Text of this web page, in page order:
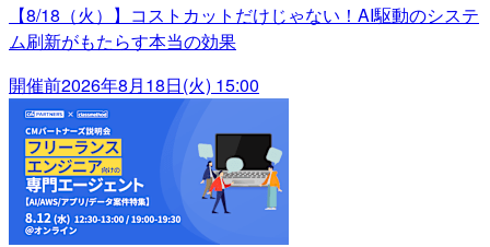
【8/18（火）】コストカットだけじゃない！AI駆動のシステ
ム刷新がもたらす本当の効果
開催前2026年8月18日(火) 15:00